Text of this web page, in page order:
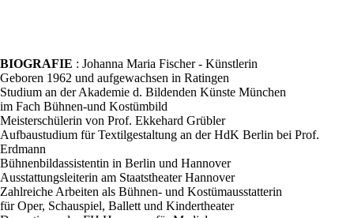
BIOGRAFIE : Johanna Maria Fischer - Künstlerin
Geboren 1962 und aufgewachsen in Ratingen
Studium an der Akademie d. Bildenden Künste München
im Fach Bühnen-und Kostümbild
Meisterschülerin von Prof. Ekkehard Grübler
Aufbaustudium für Textilgestaltung an der HdK Berlin bei Prof.
Erdmann
Bühnenbildassistentin in Berlin und Hannover
Ausstattungsleiterin am Staatstheater Hannover
Zahlreiche Arbeiten als Bühnen- und Kostümausstatterin
für Oper, Schauspiel, Ballett und Kindertheater